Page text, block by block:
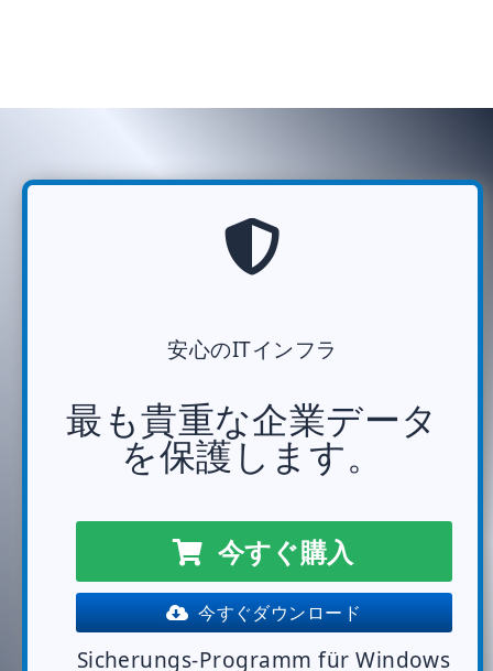
安心のITインフラ
最も貴重な企業データ
を保護します。
今すぐ購入
今すぐダウンロード
Sicherungs-Programm für Windows